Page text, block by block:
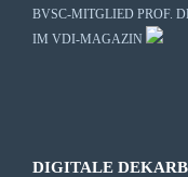
BVSC-MITGLIED PROF.
IM VDI-MAGAZIN
DIGITALE